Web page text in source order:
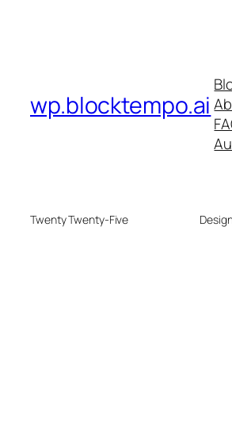
wp.blocktempo.ai
Twenty Twenty-Five